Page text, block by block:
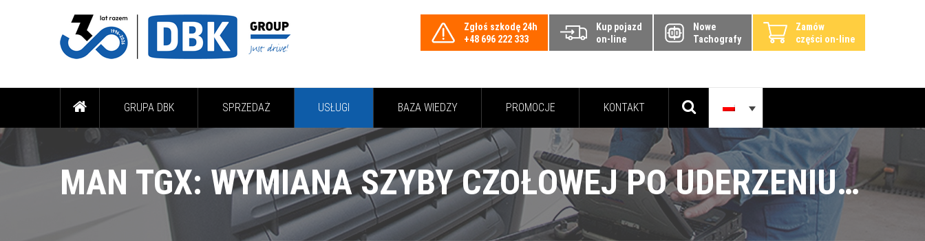
Zgłoś szkodę 24h
+48 696 222 333
Kup pojazd
on-line
Nowe
Tachografy
Zamów
części on-line
GRUPA DBK SPRZEDAŻ USŁUGI BAZA WIEDZY PROMOCJE KONTAKT
MAN TGX: WYMIANA SZYBY CZOŁOWEJ PO UDERZENIU KAMIENIEM – SUWAŁKI